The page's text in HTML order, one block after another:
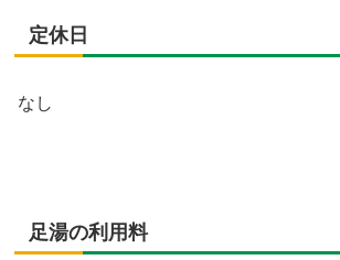
定休日
なし
足湯の利用料